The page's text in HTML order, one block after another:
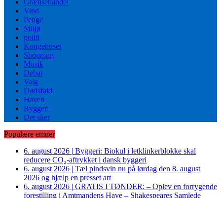
Vind
Penge
Miljø
politi
Kongehuset
Shopping
Musik
Debat
Valg
Dødsfald
Haven
Byggeri
Det sker
Populære emner
6. august 2026 | Byggeri: Biokul i letklinkerblokke skal
reducere CO₂-aftrykket i dansk byggeri
6. august 2026 | Tæl pindsvin nu på lørdag den 8. august
2026 og hjælp en presset art
6. august 2026 | GRATIS I TØNDER: – Oplev en forrygende
forestilling i Amtmandens Have – Shakespeares Samlede